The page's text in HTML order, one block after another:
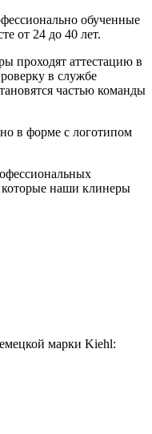
обученные
от 24 до 40 лет.
проходят аттестацию в
в службе
частью команды
в форме с логотипом
которые наши клинеры
марки Kiehl: